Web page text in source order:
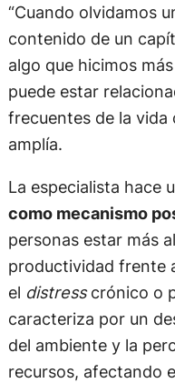
“Cuando olvidamos
contenido de un
algo que hicimos
puede estar
frecuentes de la vida
amplía.
La especialista hace
como mecanismo
personas estar más
productividad frente
el distresscrónico o
caracteriza por un
del ambiente y la
recursos, afectando